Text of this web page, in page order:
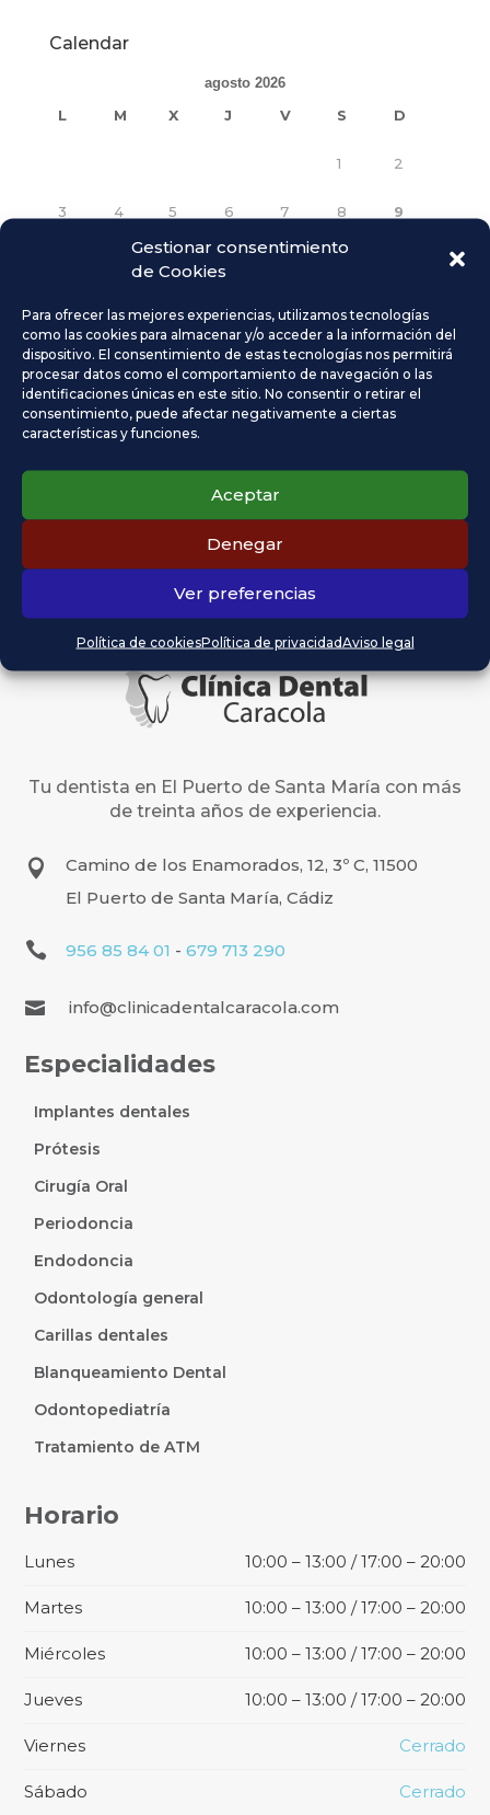
Gestionar consentimiento
de Cookies
Para ofrecer las mejores experiencias, utilizamos tecnologías
como las cookies para almacenar y/o acceder a la información del
dispositivo. El consentimiento de estas tecnologías nos permitirá
procesar datos como el comportamiento de navegación o las
identificaciones únicas en este sitio. No consentir o retirar el
consentimiento, puede afectar negativamente a ciertas
características y funciones.
Aceptar
Denegar
Ver preferencias
Política de cookiesPolítica de privacidadAviso legal
Calendar
agosto 2026
L M X J V S D
1 2
3 4 5 6 7 8 9
17 20 21 22 23
24 25 26 27 28 29 30
31
« Abr
Comentarios recientes
Tu dentista en El Puerto de Santa María con más
de treinta años de experiencia.

Camino de los Enamorados, 12, 3º C, 11500
El Puerto de Santa María, Cádiz
 956 85 84 01 - 679 713 290
 info@clinicadentalcaracola.com
Especialidades
Implantes dentales
Prótesis
Cirugía Oral
Periodoncia
Endodoncia
Odontología general
Carillas dentales
Blanqueamiento Dental
Odontopediatría
Tratamiento de ATM
Horario
Lunes 10:00 – 13:00 / 17:00 – 20:00
Martes 10:00 – 13:00 / 17:00 – 20:00
Miércoles 10:00 – 13:00 / 17:00 – 20:00
Jueves 10:00 – 13:00 / 17:00 – 20:00
Viernes Cerrado
Sábado Cerrado